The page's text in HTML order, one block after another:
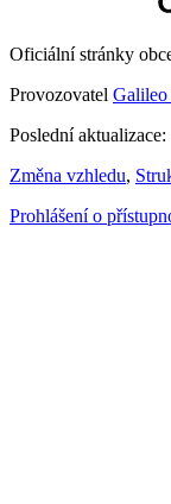
Oficiální stránky
Provozovatel Galileo
Poslední
Změna vzhledu,
Prohlášení o